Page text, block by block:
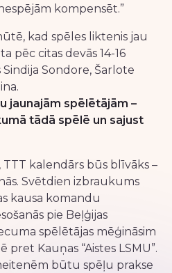
kompensēt.”
kad spēles liktenis jau
pēc citas devās 14-16
Sondore, Šarlote
jaunajām spēlētājām –
tādā spēlē un sajust
kalendārs būs blīvāks –
Svētdien izbraukums
kausa komandu
pie Beļģijas
spēlētājas mēģināsim
pret Kauņas “Aistes LSMU”.
būtu spēļu prakse